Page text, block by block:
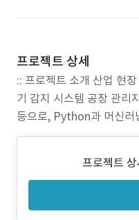
프로젝트 상세
:: 프로젝트 소개 산업 현
기 감지 시스템 공장 관리
등으로, Python과 머신러
로젝트 범위 AI 모델 학습
시간 CCTV 영상 분석을
프로젝트